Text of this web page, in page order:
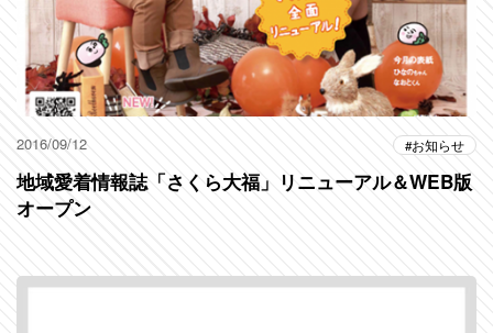
2016/09/12 お知らせ
地域愛着情報誌「さくら大福」リニューアル＆WEB版
オープン